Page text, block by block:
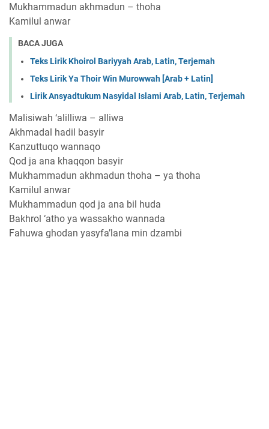
Mukhammadun akhmadun – thoha
Kamilul anwar
BACA JUGA
Teks Lirik Khoirol Bariyyah Arab, Latin, Terjemah
Teks Lirik Ya Thoir Win Murowwah [Arab + Latin]
Lirik Ansyadtukum Nasyidal Islami Arab, Latin, Terjemah
Malisiwah ‘alilliwa – alliwa
Akhmadal hadil basyir
Kanzuttuqo wannaqo
Qod ja ana khaqqon basyir
Mukhammadun akhmadun thoha – ya thoha
Kamilul anwar
Mukhammadun qod ja ana bil huda
Bakhrol ‘atho ya wassakho wannada
Fahuwa ghodan yasyfa’lana min dzambi